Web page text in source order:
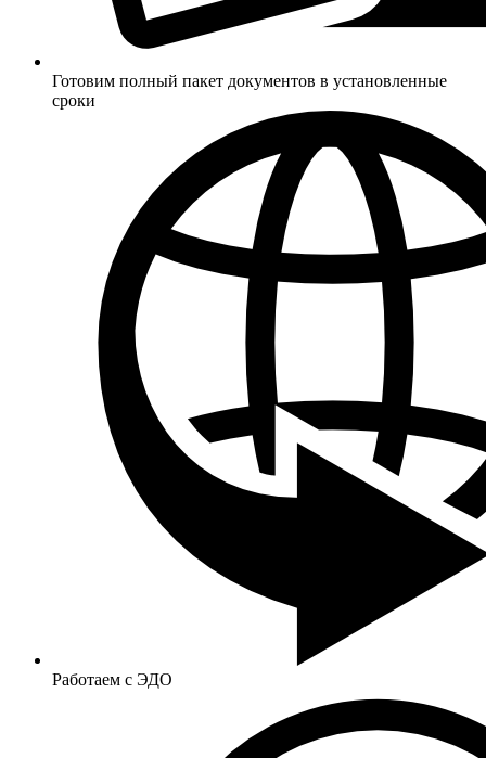
Готовим полный пакет документов в установленные
сроки
Работаем с ЭДО